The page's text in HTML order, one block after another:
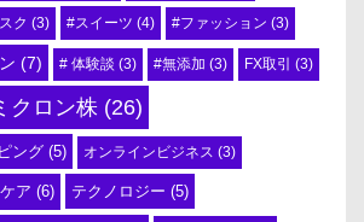
ク (3) #スイーツ (4) #ファッション (3)
(7) # 体験談 (3) #無添加 (3) FX取引 (3)
クロン株 (26)
ング (5) オンラインビジネス (3)
ア (6) テクノロジー (5)